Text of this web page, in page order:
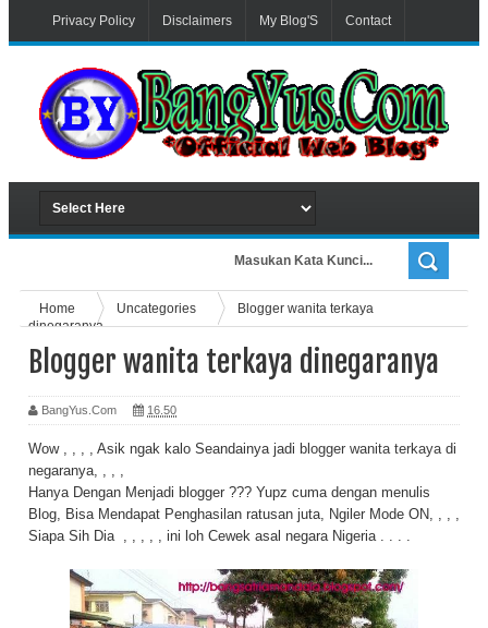
Privacy Policy Disclaimers My Blog'S Contact
Home Uncategories
Blogger wanita terkaya
dinegaranya
Blogger wanita terkaya dinegaranya
BangYus.Com 16.50
Wow , , , , Asik ngak kalo Seandainya jadi blogger wanita terkayadi
negaranya, , , ,
Hanya Dengan Menjadi blogger ??? Yupz cuma dengan menulis
Blog, Bisa Mendapat Penghasilan ratusan juta, Ngiler Mode ON, , , ,
Siapa Sih Dia , , , , , ini loh Cewek asal negara Nigeria . . . .